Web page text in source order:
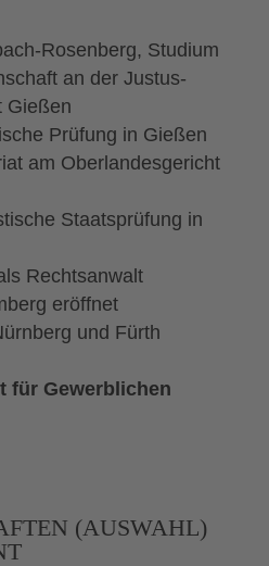
Rosenberg, Studium
an der Justus-
Gießen
Prüfung in Gießen
am Oberlandesgericht
Staatsprüfung in
Rechtsanwalt
eröffnet
und Fürth
für Gewerblichen
(AUSWAHL)